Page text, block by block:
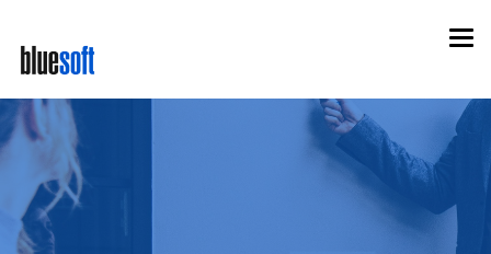
main
content